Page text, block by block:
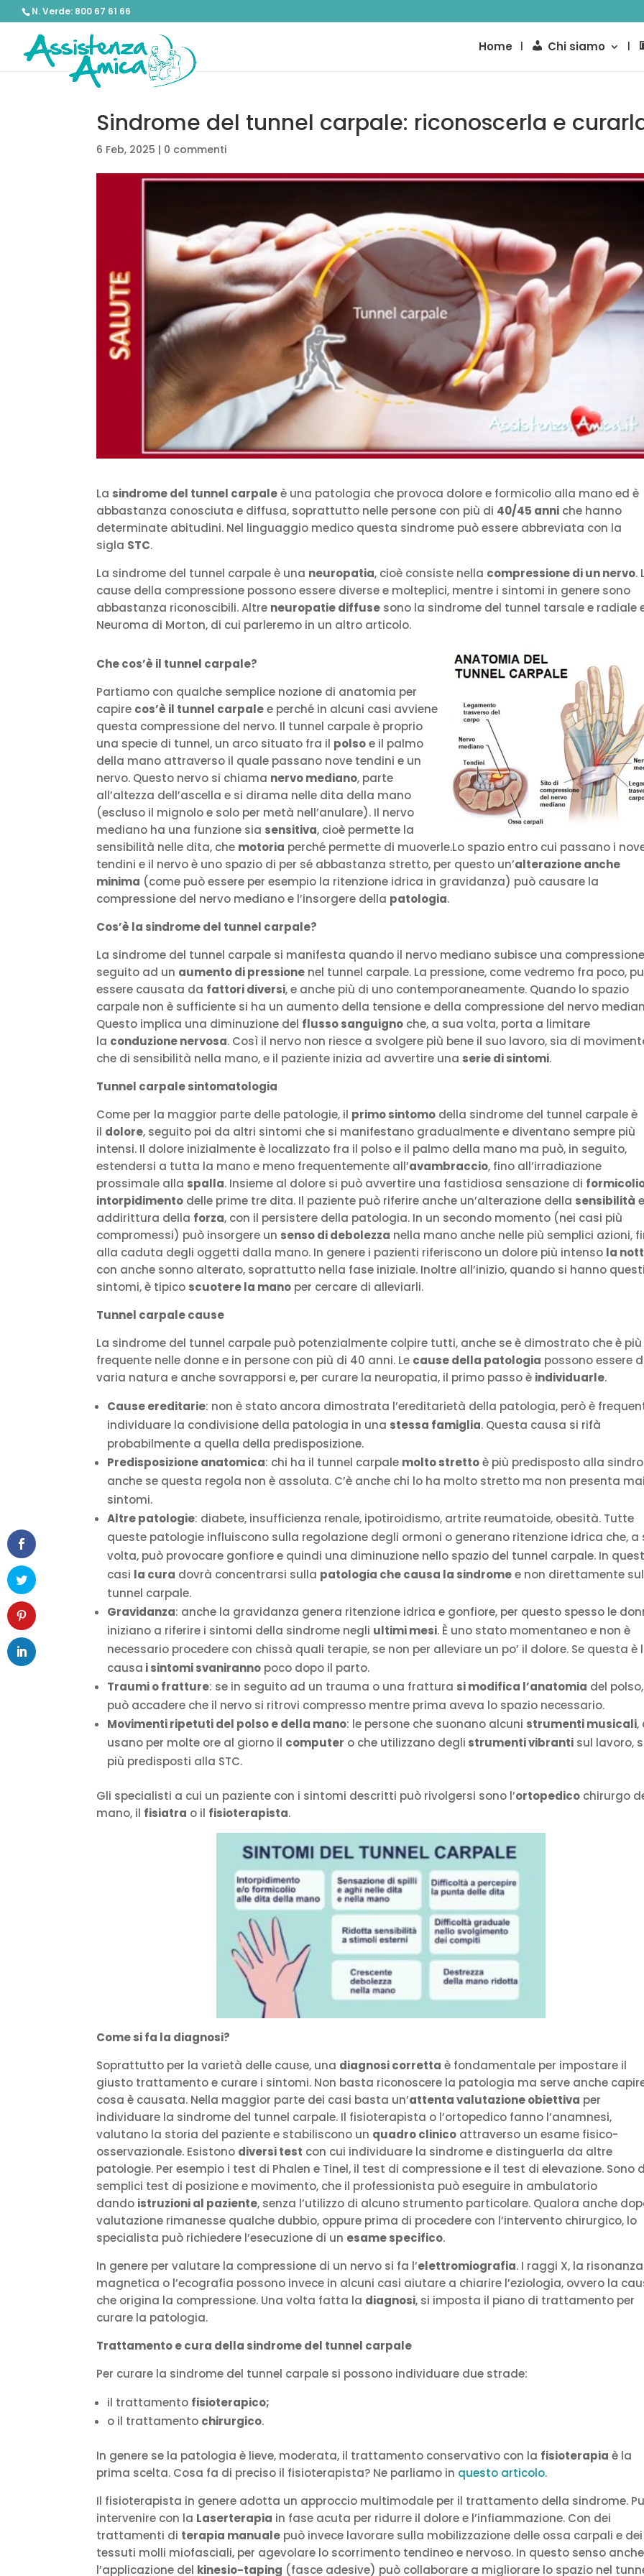
N. Verde: 800 67 61 66
Home Chi siamo
Sindrome del tunnel carpale: riconoscerla e
6 Feb, 2025 | 0 commenti
La sindrome del tunnel carpaleè una patologia che provoca dolore e formicolio alla mano ed è
abbastanza conosciuta e diffusa, soprattutto nelle persone con più di 40/45 anni che hanno
determinate abitudini. Nel linguaggio medico questa sindrome può essere abbreviata con la
sigla STC.
La sindrome del tunnel carpale è una neuropatia, cioè consiste nella compressione di un nervo.
cause della compressione possono essere diverse e molteplici, mentre i sintomi in genere sono
abbastanza riconoscibili. Altre neuropatie diffuse sono la sindrome del tunnel tarsale e radiale
Neuroma di Morton, di cui parleremo in un altro articolo.
Che cos’è il tunnel carpale?
Partiamo con qualche semplice nozione di anatomia per
capire cos’è il tunnel carpalee perché in alcuni casi avviene
questa compressione del nervo. Il tunnel carpale è proprio
una specie di tunnel, un arco situato fra il polsoe il palmo
della mano attraverso il quale passano nove tendini e un
nervo. Questo nervo si chiama nervo mediano, parte
all’altezza dell’ascella e si dirama nelle dita della mano
(escluso il mignolo e solo per metà nell’anulare). Il nervo
mediano ha una funzione sia sensitiva, cioè permette la
sensibilità nelle dita, che motoria perché permette di muoverle.Lo spazio entro cui passano i
tendini e il nervo è uno spazio di per sé abbastanza stretto, per questo un’alterazione anche
minima (come può essere per esempio la ritenzione idrica in gravidanza) può causare la
compressione del nervo mediano e l’insorgere della patologia.
Cos’è la sindrome del tunnel carpale?
La sindrome del tunnel carpale si manifesta quando il nervo mediano subisce una
seguito ad un aumento di pressione nel tunnel carpale. La pressione, come vedremo fra poco,
essere causata da fattori diversi, e anche più di uno contemporaneamente. Quando lo spazio
carpale non è sufficiente si ha un aumento della tensione e della compressione del nervo
Questo implica una diminuzione del flusso sanguigno che, a sua volta, porta a limitare
la conduzione nervosa. Così il nervo non riesce a svolgere più bene il suo lavoro, sia di
che di sensibilità nella mano, e il paziente inizia ad avvertire una serie di sintomi.
Tunnel carpale sintomatologia
Come per la maggior parte delle patologie, il primo sintomo della sindrome del tunnel carpale è
il dolore, seguito poi da altri sintomi che si manifestano gradualmente e diventano sempre più
intensi. Il dolore inizialmente è localizzato fra il polso e il palmo della mano ma può, in seguito,
estendersi a tutta la mano e meno frequentemente all’avambraccio, fino all’irradiazione
prossimale alla spalla. Insieme al dolore si può avvertire una fastidiosa sensazione di
intorpidimento delle prime tre dita. Il paziente può riferire anche un’alterazione della sensibilità e
addirittura della forza, con il persistere della patologia. In un secondo momento (nei casi più
compromessi) può insorgere un senso di debolezza nella mano anche nelle più semplici azioni,
alla caduta degli oggetti dalla mano. In genere i pazienti riferiscono un dolore più intenso la
con anche sonno alterato, soprattutto nella fase iniziale. Inoltre all’inizio, quando si hanno questi
sintomi, è tipico scuotere la mano per cercare di alleviarli.
Tunnel carpale cause
La sindrome del tunnel carpale può potenzialmente colpire tutti, anche se è dimostrato che è più
frequente nelle donne e in persone con più di 40 anni. Le cause della patologia possono essere
varia natura e anche sovrapporsi e, per curare la neuropatia, il primo passo è individuarle.
Cause ereditarie: non è stato ancora dimostrata l’ereditarietà della patologia, però è
individuare la condivisione della patologia in una stessa famiglia. Questa causa si rifà
probabilmente a quella della predisposizione.
Predisposizione anatomica: chi ha il tunnel carpale molto strettoè più predisposto alla
anche se questa regola non è assoluta. C’è anche chi lo ha molto stretto ma non presenta
sintomi.
Altre patologie: diabete, insufficienza renale, ipotiroidismo, artrite reumatoide, obesità. Tutte
queste patologie influiscono sulla regolazione degli ormoni o generano ritenzione idrica che, a
volta, può provocare gonfiore e quindi una diminuzione nello spazio del tunnel carpale. In
casi la cura dovrà concentrarsi sulla patologia che causa la sindromee non direttamente sul
tunnel carpale.
Gravidanza: anche la gravidanza genera ritenzione idrica e gonfiore, per questo spesso le
iniziano a riferire i sintomi della sindrome negli ultimi mesi. È uno stato momentaneo e non è
necessario procedere con chissà quali terapie, se non per alleviare un po’ il dolore. Se questa è
causa i sintomi svaniranno poco dopo il parto.
Traumi o fratture: se in seguito ad un trauma o una frattura si modifica l’anatomia del polso,
può accadere che il nervo si ritrovi compresso mentre prima aveva lo spazio necessario.
Movimenti ripetuti del polso e della mano: le persone che suonano alcuni strumenti musicali,
usano per molte ore al giorno il computer o che utilizzano degli strumenti vibranti sul lavoro,
più predisposti alla STC.
Gli specialisti a cui un paziente con i sintomi descritti può rivolgersi sono l’ortopedico chirurgo
mano, il fisiatra o il fisioterapista.
Come si fa la diagnosi?
Soprattutto per la varietà delle cause, una diagnosi corretta è fondamentale per impostare il
giusto trattamento e curare i sintomi. Non basta riconoscere la patologia ma serve anche
cosa è causata. Nella maggior parte dei casi basta un’attenta valutazione obiettiva per
individuare la sindrome del tunnel carpale. Il fisioterapista o l’ortopedico fanno l’anamnesi,
valutano la storia del paziente e stabiliscono un quadro clinico attraverso un esame fisico-
osservazionale. Esistono diversi test con cui individuare la sindrome e distinguerla da altre
patologie. Per esempio i test di Phalen e Tinel, il test di compressione e il test di elevazione. Sono
semplici test di posizione e movimento, che il professionista può eseguire in ambulatorio
dando istruzioni al paziente, senza l’utilizzo di alcuno strumento particolare. Qualora anche
valutazione rimanesse qualche dubbio, oppure prima di procedere con l’intervento chirurgico, lo
specialista può richiedere l’esecuzione di un esame specifico.
In genere per valutare la compressione di un nervo si fa l’elettromiografia. I raggi X, la risonanza
magnetica o l’ecografia possono invece in alcuni casi aiutare a chiarire l’eziologia, ovvero la
che origina la compressione. Una volta fatta la diagnosi, si imposta il piano di trattamento per
curare la patologia.
Trattamento e cura della sindrome del tunnel carpale
Per curare la sindrome del tunnel carpale si possono individuare due strade:
il trattamento fisioterapico;
o il trattamento chirurgico.
In genere se la patologia è lieve, moderata, il trattamento conservativo con la fisioterapia è la
prima scelta. Cosa fa di preciso il fisioterapista? Ne parliamo in questo articolo.
Il fisioterapista in genere adotta un approccio multimodale per il trattamento della sindrome.
intervenire con la Laserterapia in fase acuta per ridurre il dolore e l’infiammazione. Con dei
trattamenti di terapia manuale può invece lavorare sulla mobilizzazione delle ossa carpali e dei
tessuti molli miofasciali, per agevolare lo scorrimento tendineo e nervoso. In questo senso anche
l’applicazione del kinesio-taping (fasce adesive) può collaborare a migliorare lo spazio nel